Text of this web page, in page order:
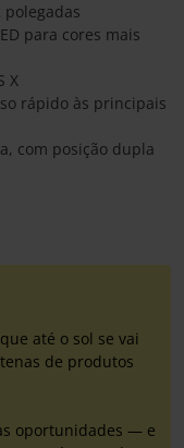
polegadas
para cores mais
X
rápido às principais
com posição dupla
até o sol se vai
de produtos
oportunidades — e